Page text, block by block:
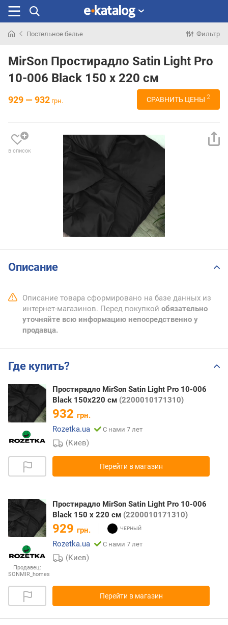
раньше
Постельное белье Фильтр
MirSon Простирадло Satin Light Pro
10-006 Black 150 х 220 см
929 — 932 грн. СРАВНИТЬ ЦЕНЫ 2
в список
Описание
Описание товара сформировано на базе данных из
интернет-магазинов. Перед покупкой обязательно
уточняйте всю информацию непосредственно у
продавца.
Где купить?
Простирадло MirSon Satin Light Pro 10-006
Black 150х220 см (2200010171310)
932 грн.
Rozetka.ua
С нами 7 лет
(Киев)
Перейти в магазин
Продавец:
SONMIR_homes
Простирадло MirSon Satin Light Pro 10-006
Black 150 х 220 см (2200010171310)
929 грн.
Rozetka.ua
С нами 7 лет
(Киев)
Перейти в магазин